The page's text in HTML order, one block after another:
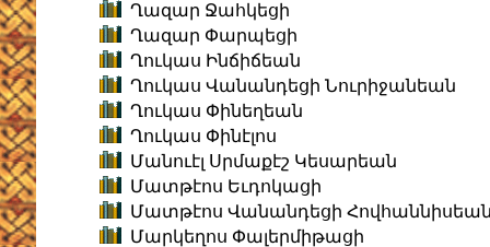
Ղազար Ջահկեցի
Ղազար Փարպեցի
Ղուկաս Ինճիճեան
Ղուկաս Վանանդեցի Նուրիջանեան
Ղուկաս Փինեղեան
Ղուկաս Փինէլոս
Մանուէլ Սրմաքէշ Կեսարեան
Մատթէոս Եւդոկացի
Մատթէոս Վանանդեցի
Մարկեղոս Փալերմիթացի